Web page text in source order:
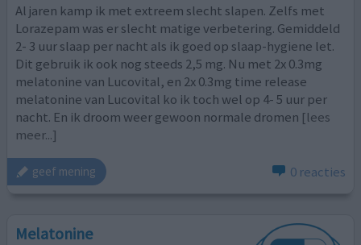
Al jaren kamp ik met extreem slecht slapen. Zelfs met
Lorazepam was er slecht matige verbetering. Gemiddeld
2- 3 uur slaap per nacht als ik goed op slaap-hygiene let.
Dit gebruik ik ook nog steeds 2,5 mg. Nu met 2x 0.3mg
melatonine van Lucovital, en 2x 0.3mg time release
melatonine van Lucovital ko ik toch wel op 4- 5 uur per
nacht. En ik droom weer gewoon normale dromen [lees
meer...]
geef mening 0 reacties
Melatonine